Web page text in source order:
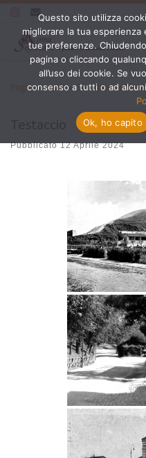
Passa al contenuto
Pagina iniziale »Cartoline di Roma
Pubblicato12 Aprile 2024
Questo sito utilizza
migliorare la tua
tue preferenze.
pagina o cliccando
all’uso dei cookie. Se
consenso a tutti o ad
Ok, ho capito